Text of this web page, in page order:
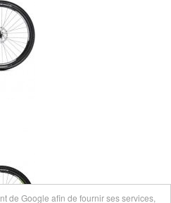
de Google afin de fournir ses services,